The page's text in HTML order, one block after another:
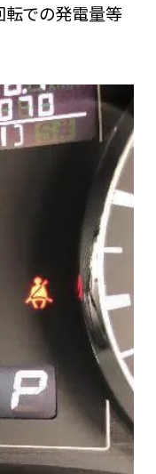
転での発電量等